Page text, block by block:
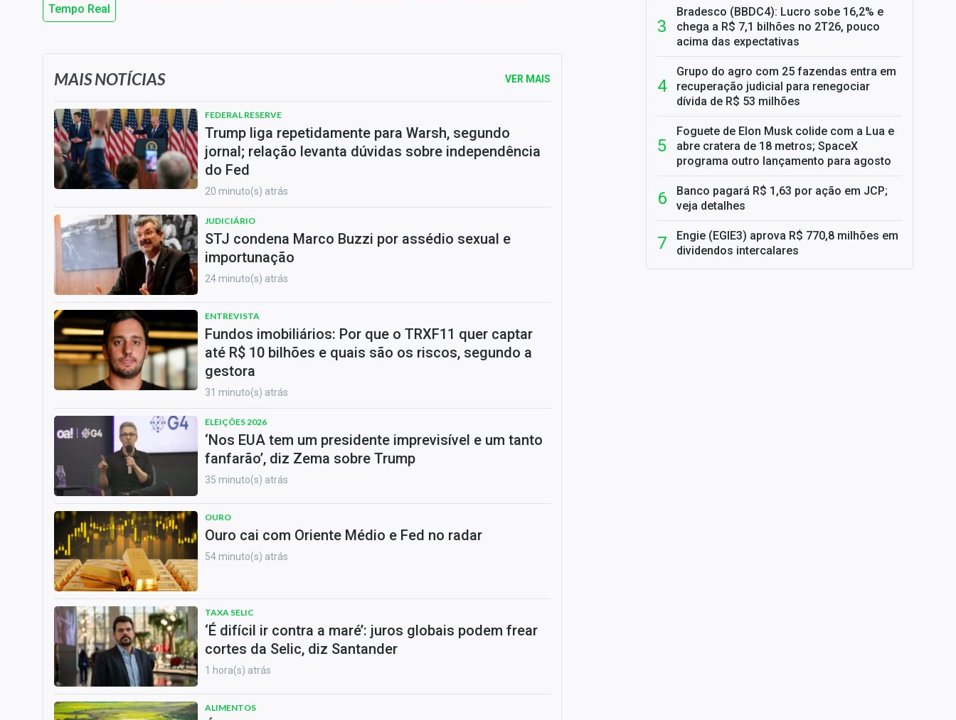
Tempo Real
Bradesco (BBDC4): Lucro sobe 16,2% e
chega a R$ 7,1 bilhões no 2T26, pouco
acima das expectativas
Grupo do agro com 25 fazendas entra em
recuperação judicial para renegociar
dívida de R$ 53 milhões
Foguete de Elon Musk colide com a Lua e
abre cratera de 18 metros; SpaceX
programa outro lançamento para agosto
Banco pagará R$ 1,63 por ação em JCP;
veja detalhes
Engie (EGIE3) aprova R$ 770,8 milhões em
dividendos intercalares
MAIS NOTÍCIAS VER MAIS
FEDERAL RESERVE
Trump liga repetidamente para Warsh, segundo
jornal; relação levanta dúvidas sobre independência
do Fed
20 minuto(s) atrás
JUDICIÁRIO
STJ condena Marco Buzzi por assédio sexual e
importunação
24 minuto(s) atrás
ENTREVISTA
Fundos imobiliários: Por que o TRXF11 quer captar
até R$ 10 bilhões e quais são os riscos, segundo a
gestora
31 minuto(s) atrás
ELEIÇÕES 2026
‘Nos EUA tem um presidente imprevisível e um tanto
fanfarão’, diz Zema sobre Trump
35 minuto(s) atrás
OURO
Ouro cai com Oriente Médio e Fed no radar
54 minuto(s) atrás
TAXA SELIC
‘É difícil ir contra a maré’: juros globais podem frear
cortes da Selic, diz Santander
1 hora(s) atrás
ALIMENTOS